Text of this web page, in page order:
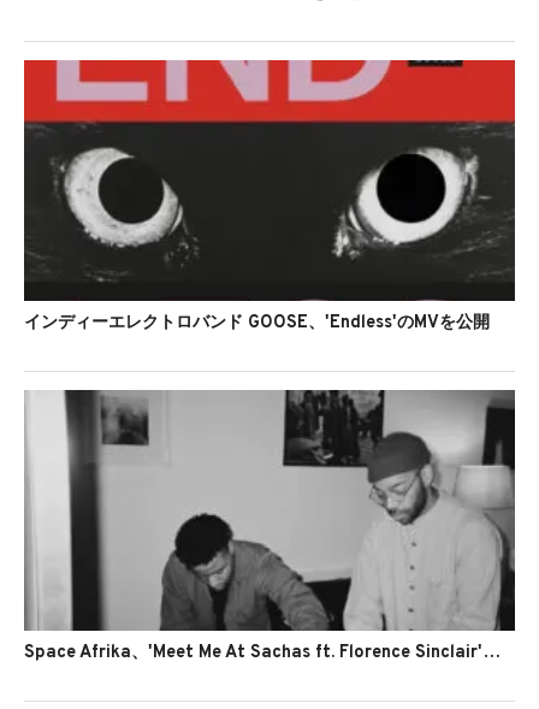
インディーエレクトロバンド GOOSE、'Endless'のMVを公開
Space Afrika、'Meet Me At Sachas ft. Florence Sinclair'のMVを公開